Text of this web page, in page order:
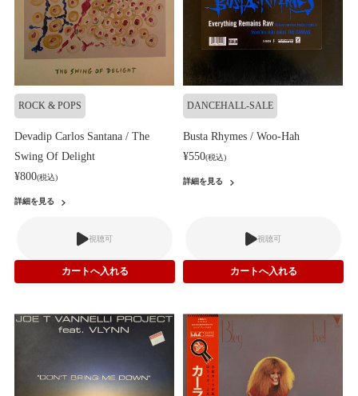
ROCK & POPS
Devadip Carlos Santana / The
Swing Of Delight
¥800(税込)
詳細を見る
視聴可
DANCEHALL-SALE
Busta Rhymes / Woo-Hah
¥550(税込)
詳細を見る
視聴可